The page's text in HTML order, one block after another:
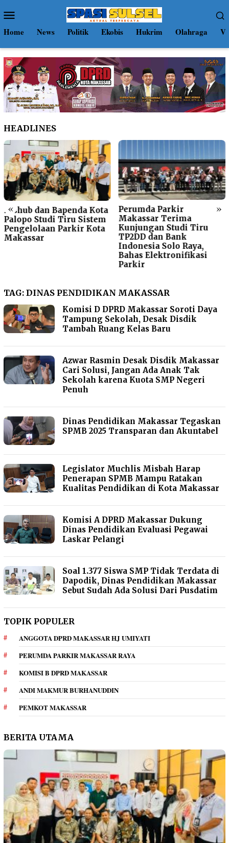
ke
kontenMobile
Home News Politik Ekobis Hukrim Olahraga
HEADLINES
« »
Dishub dan Bapenda Kota
Palopo Studi Tiru Sistem
Pengelolaan Parkir Kota
Makassar
Perumda Parkir
Makassar Terima
Kunjungan Studi Tiru
TP2DD dan Bank
Indonesia Solo Raya,
Bahas Elektronifikasi
Parkir
TAG: DINAS PENDIDIKAN MAKASSAR
Komisi D DPRD Makassar Soroti Daya
Tampung Sekolah, Desak Disdik
Tambah Ruang Kelas Baru
Azwar Rasmin Desak Disdik Makassar
Cari Solusi, Jangan Ada Anak Tak
Sekolah karena Kuota SMP Negeri
Penuh
Dinas Pendidikan Makassar Tegaskan
SPMB 2025 Transparan dan Akuntabel
Legislator Muchlis Misbah Harap
Penerapan SPMB Mampu Ratakan
Kualitas Pendidikan di Kota Makassar
Komisi A DPRD Makassar Dukung
Dinas Pendidikan Evaluasi Pegawai
Laskar Pelangi
Soal 1.377 Siswa SMP Tidak Terdata di
Dapodik, Dinas Pendidikan Makassar
Sebut Sudah Ada Solusi Dari Pusdatim
TOPIK POPULER
ANGGOTA DPRD MAKASSAR HJ UMIYATI
PERUMDA PARKIR MAKASSAR RAYA
KOMISI B DPRD MAKASSAR
ANDI MAKMUR BURHANUDDIN
PEMKOT MAKASSAR
BERITA UTAMA